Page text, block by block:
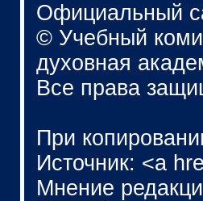
Официальный
© Учебный
духовная
Все права
При
Источник: <a
Мнение